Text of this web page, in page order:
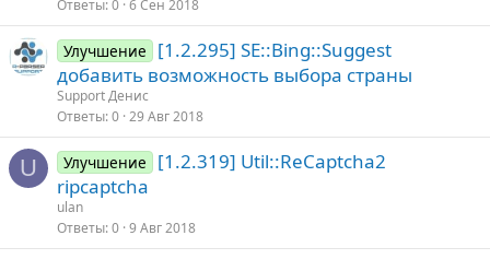
Ответы 0 6 Сен 2018
Улучшение
[1.2.295] SE::Bing::Suggest
добавить возможность выбора страны
Support Денис
Ответы 0 29 Авг 2018
U Улучшение
[1.2.319] Util::ReCaptcha2
ripcaptcha
ulan
Ответы 0 9 Авг 2018